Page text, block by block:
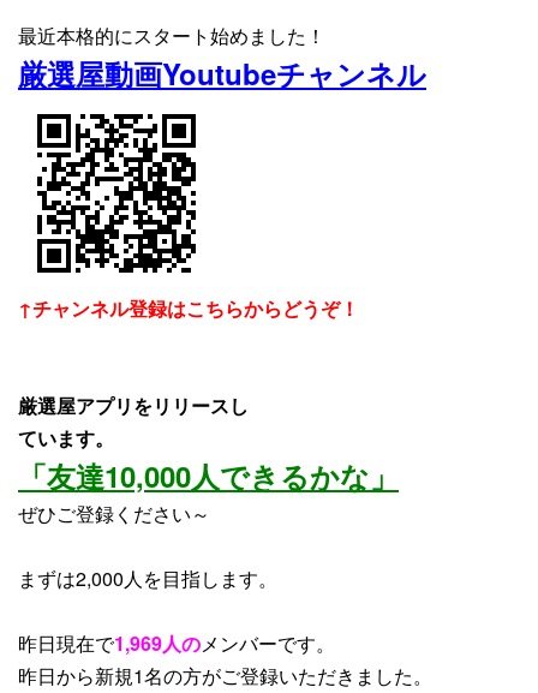
最近本格的にスタート始めました！
厳選屋動画Youtubeチャンネル
↑チャンネル登録はこちらからどうぞ！
厳選屋アプリをリリースし
ています。
「友達10,000人できるかな」
ぜひご登録ください～
まずは2,000人を目指します。
昨日現在で1,969人のメンバーです。
昨日から新規1名の方がご登録いただきました。